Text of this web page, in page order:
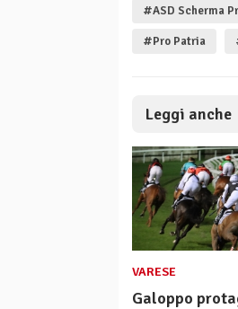
#ASD Scherma
#Pro Patria
Leggi anche
VARESE
Galoppo